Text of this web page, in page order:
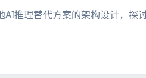
推理替代方案的架构设计，